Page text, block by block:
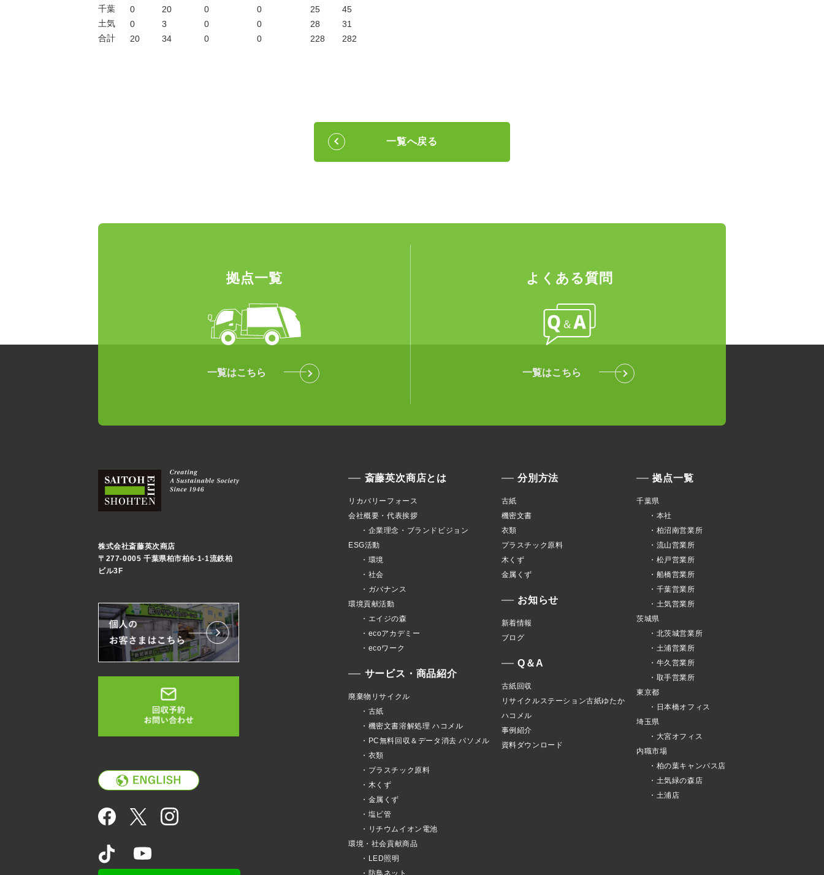
千葉
0 20 0 0 25
45
土気
0 3 0 0 28
31
合計
20 34 0 0 228
282
一覧へ戻る
拠点一覧
一覧はこちら
よくある質問
一覧はこちら
株式会社斎藤英次商店
〒277-0005 千葉県柏市柏6-1-1流鉄柏
ビル3F
斎藤英次商店とは
リカバリーフォース
会社概要・代表挨拶
・企業理念・ブランドビジョン
ESG活動
・環境
・社会
・ガバナンス
環境貢献活動
・エイジの森
・ecoアカデミー
・ecoワーク
サービス・商品紹介
廃棄物リサイクル
・古紙
・機密文書溶解処理 ハコメル
・PC無料回収＆データ消去 パソメル
・衣類
・プラスチック原料
・木くず
・金属くず
・塩ビ管
・リチウムイオン電池
環境・社会貢献商品
・LED照明
・防鳥ネット
分別方法
古紙
機密文書
衣類
プラスチック原料
木くず
金属くず
お知らせ
新着情報
ブログ
Q＆A
古紙回収
リサイクルステーション古紙ゆたか
ハコメル
事例紹介
資料ダウンロード
拠点一覧
千葉県
・本社
・柏沼南営業所
・流山営業所
・松戸営業所
・船橋営業所
・千葉営業所
・土気営業所
茨城県
・北茨城営業所
・土浦営業所
・牛久営業所
・取手営業所
東京都
・日本橋オフィス
埼玉県
・大宮オフィス
内職市場
・柏の葉キャンパス店
・土気緑の森店
・土浦店